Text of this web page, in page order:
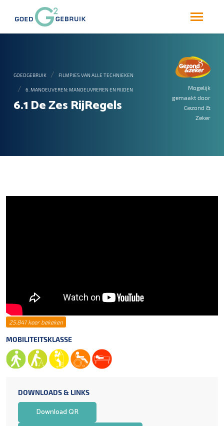
GOEDGEBRUIK FILMPJES VAN ALLE TECHNIEKEN
6. MANOEUVEREN: MANOEUVREREN EN RIJDEN
6.1 De Zes RijRegels
Mogelijk
gemaakt door
Gezond &
Zeker
25.841 keer bekeken
MOBILITEITSKLASSE
DOWNLOADS & LINKS
Download QR